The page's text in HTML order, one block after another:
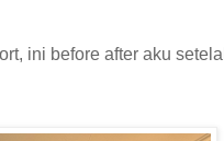
ini before after aku